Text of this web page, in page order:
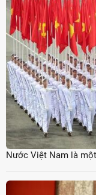
Nước Việt Nam là